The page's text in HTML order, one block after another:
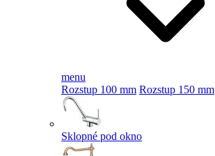
menu
Rozstup 100 mm Rozstup 150 mm
Sklopné pod okno